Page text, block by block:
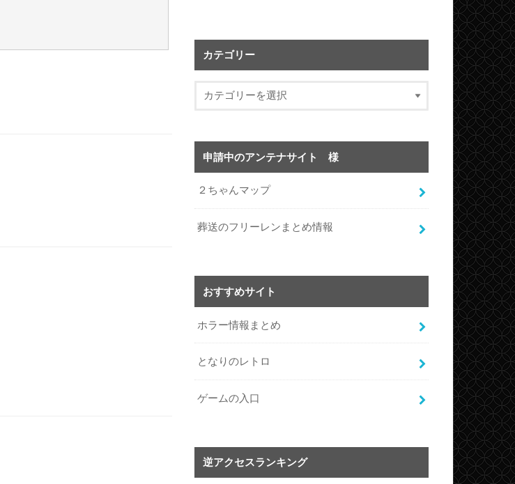
カテゴリー
申請中のアンテナサイト 様
２ちゃんマップ
葬送のフリーレンまとめ情報
おすすめサイト
ホラー情報まとめ
となりのレトロ
ゲームの入口
逆アクセスランキング